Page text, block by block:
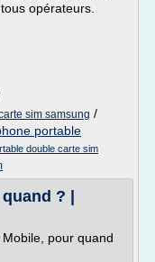
opérateurs.
sim samsung /
portable
double carte sim
? |
pour quand